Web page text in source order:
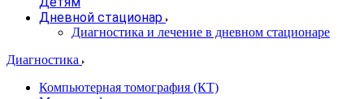
Дневной стационар
Диагностика и лечение в дневном стационаре
Диагностика
Компьютерная томография (КТ)